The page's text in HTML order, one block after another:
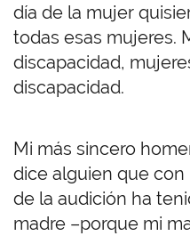
día de la mujer
todas esas mujeres.
discapacidad,
discapacidad.
Mi más sincero
dice alguien que
de la audición ha
madre –porque mi